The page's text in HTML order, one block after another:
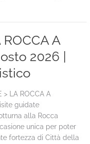
A
2026 |
> LA ROCCA A
guidate
alla Rocca
unica per poter
fortezza di Città della